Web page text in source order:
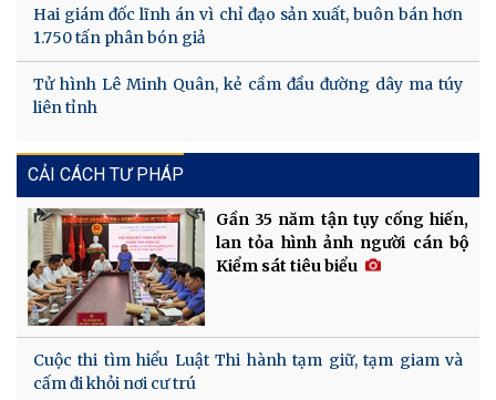
Hai giám đốc lĩnh án vì chỉ đạo sản xuất, buôn bán hơn
1.750 tấn phân bón giả
Tử hình Lê Minh Quân, kẻ cầm đầu đường dây ma túy
liên tỉnh
CẢI CÁCH TƯ PHÁP
Gần 35 năm tận tụy cống hiến,
lan tỏa hình ảnh người cán bộ
Kiểm sát tiêu biểu
Cuộc thi tìm hiểu Luật Thi hành tạm giữ, tạm giam và
cấm đi khỏi nơi cư trú